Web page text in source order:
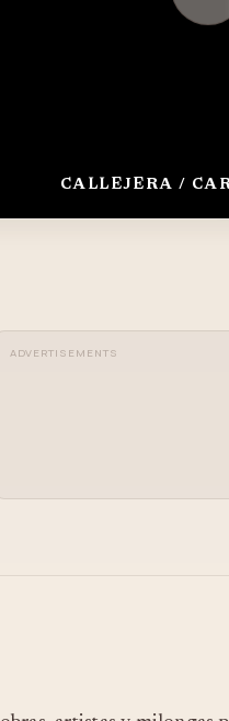
CALLEJERA /
ADVERTISEMENTS